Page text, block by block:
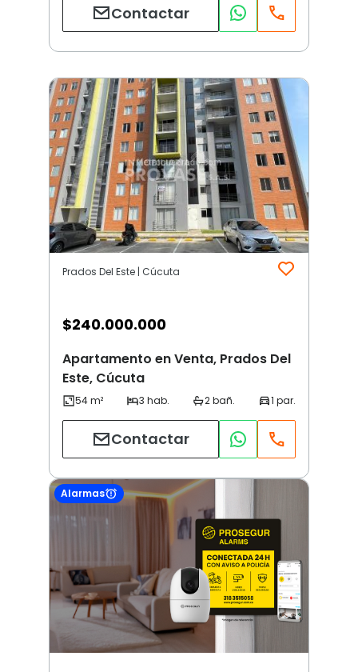
Contactar
Prados Del Este | Cúcuta
$240.000.000
Apartamento en Venta, Prados Del
Este, Cúcuta
Contactar
Alarmas